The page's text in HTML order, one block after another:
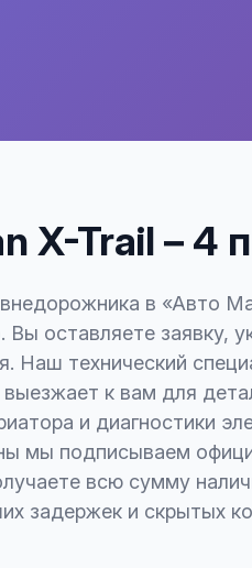
X-Trail – 4
в «Авто
оставляете заявку,
Наш технический
к вам для
и диагностики
мы подписываем
всю сумму
задержек и скрытых